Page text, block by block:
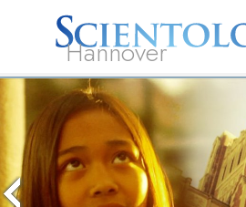
Hannover
L. Ron
Was ist
Scientology?
Ehrenamtliche
Geistliche